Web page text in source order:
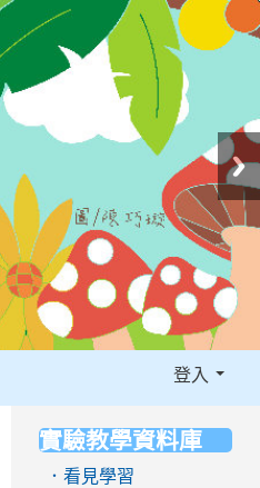
登入
實驗教學資料庫
．看見學習